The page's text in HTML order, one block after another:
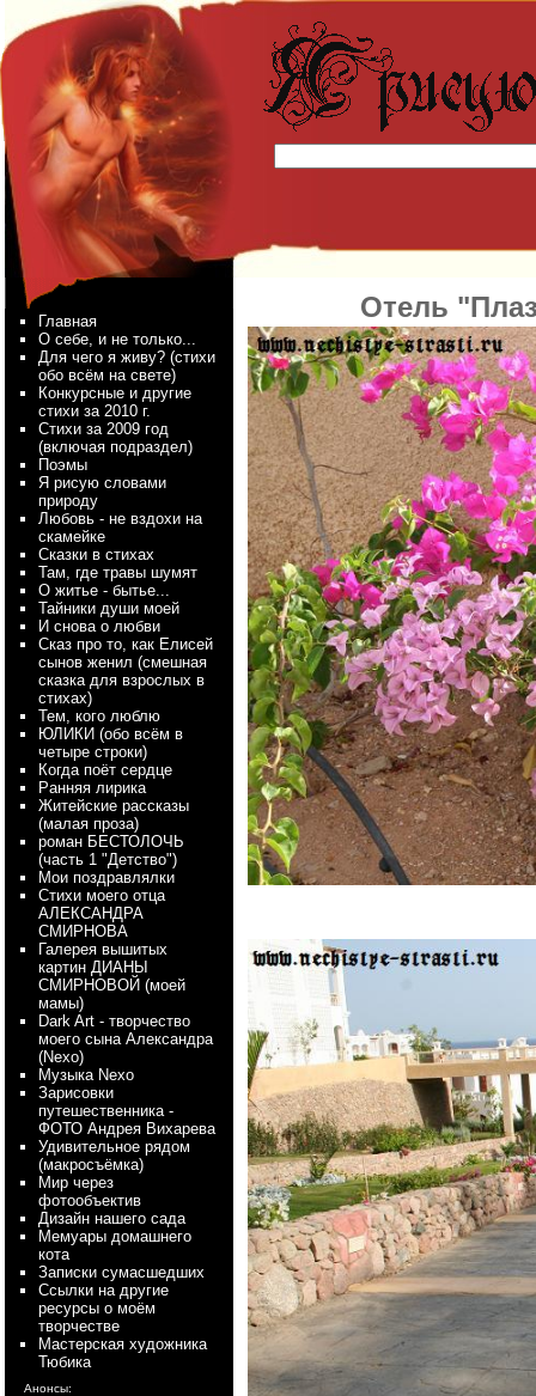
Главная
О себе, и не только...
Для чего я живу? (стихи
обо всём на свете)
Конкурсные и другие
стихи за 2010 г.
Стихи за 2009 год
(включая подраздел)
Поэмы
Я рисую словами
природу
Любовь - не вздохи на
скамейке
Сказки в стихах
Там, где травы шумят
О житье - бытье...
Тайники души моей
И снова о любви
Сказ про то, как Елисей
сынов женил (смешная
сказка для взрослых в
стихах)
Тем, кого люблю
ЮЛИКИ (обо всём в
четыре строки)
Когда поёт сердце
Ранняя лирика
Житейские рассказы
(малая проза)
роман БЕСТОЛОЧЬ
(часть 1 "Детство")
Мои поздравлялки
Стихи моего отца
АЛЕКСАНДРА
СМИРНОВА
Галерея вышитых
картин ДИАНЫ
СМИРНОВОЙ (моей
мамы)
Dark Art - творчество
моего сына Александра
(Nexo)
Myзыка Nexo
Зарисовки
путешественника -
ФОТО Андрея Вихарева
Удивительное рядом
(макросъёмка)
Мир через
фотообъектив
Дизайн нашего сада
Мемуары домашнего
кота
Записки сумасшедших
Ссылки на другие
ресурсы о моём
творчестве
Мастерская художника
Тюбика
Анонсы:
Отель